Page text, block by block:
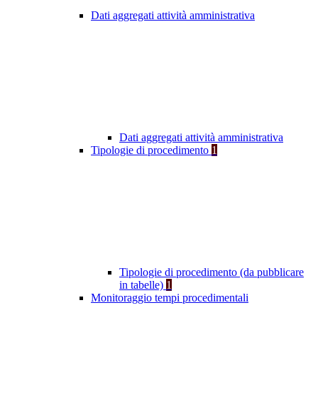
Dati aggregati attività amministrativa
Dati aggregati attività amministrativa
Tipologie di procedimento 1
Tipologie di procedimento (da pubblicare
in tabelle) 1
Monitoraggio tempi procedimentali